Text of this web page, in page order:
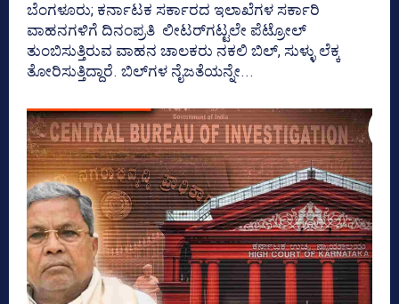
ಬೆಂಗಳೂರು; ಕರ್ನಾಟಕ ಸರ್ಕಾರದ ಇಲಾಖೆಗಳ ಸರ್ಕಾರಿ
ವಾಹನಗಳಿಗೆ ದಿನಂಪ್ರತಿ ಲೀಟರ್‍‌ಗಟ್ಟಲೇ ಪೆಟ್ರೋಲ್
ತುಂಬಿಸುತ್ತಿರುವ ವಾಹನ ಚಾಲಕರು ನಕಲಿ ಬಿಲ್‌, ಸುಳ್ಳು ಲೆಕ್ಕ
ತೋರಿಸುತ್ತಿದ್ದಾರೆ. ಬಿಲ್‌ಗಳ ನೈಜತೆಯನ್ನೇ...